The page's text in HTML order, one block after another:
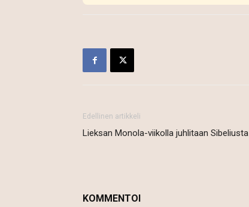
Edellinen artikkeli
Lieksan Monola-viikolla juhlitaan Sibeliusta
KOMMENTOI